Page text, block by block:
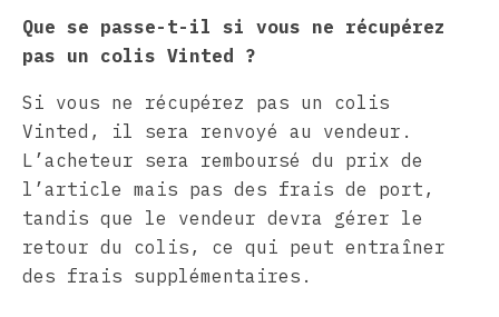
Que se passe-t-il si vous ne récupérez
pas un colis Vinted ?
Si vous ne récupérez pas un colis
Vinted, il sera renvoyé au vendeur.
L’acheteur sera remboursé du prix de
l’article mais pas des frais de port,
tandis que le vendeur devra gérer le
retour du colis, ce qui peut entraîner
des frais supplémentaires.